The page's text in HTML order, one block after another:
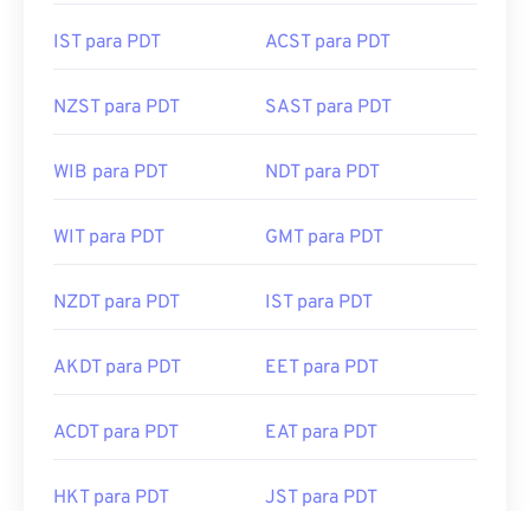
IST para PDT ACST para PDT
NZST para PDT SAST para PDT
WIB para PDT NDT para PDT
WIT para PDT GMT para PDT
NZDT para PDT IST para PDT
AKDT para PDT EET para PDT
ACDT para PDT EAT para PDT
HKT para PDT JST para PDT